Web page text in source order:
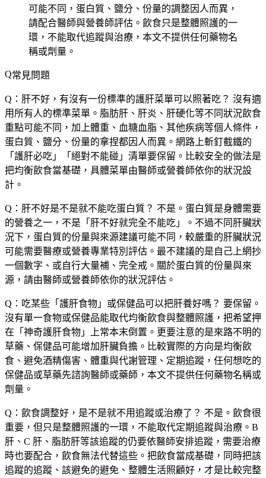
可能不同，蛋白質、鹽分、份量的調整因人而異，
請配合醫師與營養師評估。飲食只是整體照護的一
環，不能取代追蹤與治療，本文不提供任何藥物名
稱或劑量。
常見問題
Q：肝不好，有沒有一份標準的護肝菜單可以照著吃？ 沒有適
用所有人的標準菜單。脂肪肝、肝炎、肝硬化等不同狀況飲食
重點可能不同，加上體重、血糖血脂、其他疾病等個人條件，
蛋白質、鹽分、份量的拿捏都因人而異。網路上斬釘截鐵的
「護肝必吃」「絕對不能碰」清單要保留。比較安全的做法是
把均衡飲食當基礎，具體菜單由醫師或營養師依你的狀況設
計。
Q：肝不好是不是就不能吃蛋白質？ 不是。蛋白質是身體需要
的營養之一，不是「肝不好就完全不能吃」。不過不同肝臟狀
況下，蛋白質的份量與來源建議可能不同，較嚴重的肝臟狀況
可能需要醫療或營養專業特別評估。最不建議的是自己上網抄
一個數字、或自行大量補、完全戒。關於蛋白質的份量與來
源，請由醫師或營養師依你的狀況評估。
Q：吃某些「護肝食物」或保健品可以把肝養好嗎？ 要保留。
沒有單一食物或保健品能取代均衡飲食與整體照護，把希望押
在「神奇護肝食物」上常本末倒置。更要注意的是來路不明的
草藥、保健品可能增加肝臟負擔。比較實際的方向是均衡飲
食、避免酒精傷害、體重與代謝管理、定期追蹤，任何想吃的
保健品或草藥先諮詢醫師或藥師，本文不提供任何藥物名稱或
劑量。
Q：飲食調整好，是不是就不用追蹤或治療了？ 不是。飲食很
重要，但只是整體照護的一環，不能取代定期追蹤與治療。B
肝、C 肝、脂肪肝等該追蹤的仍要依醫師安排追蹤，需要治療
時也要配合，飲食無法代替這些。把飲食當成基礎，同時把該
追蹤的追蹤、該避免的避免、整體生活照顧好，才是比較完整